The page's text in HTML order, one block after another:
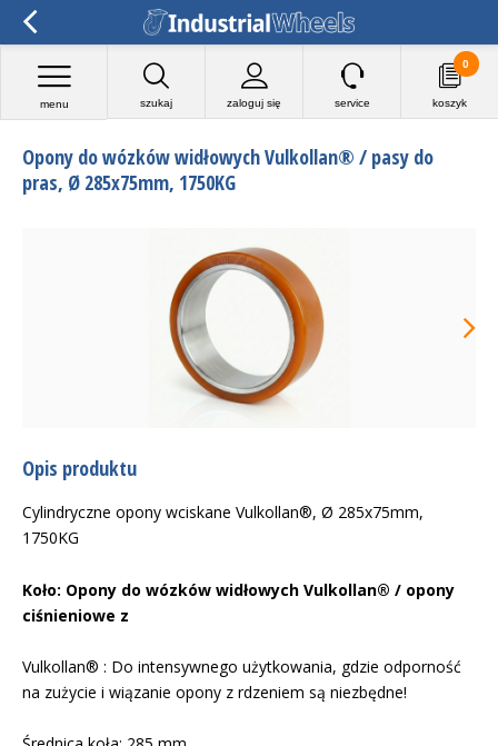
szukaj zaloguj się
menu service koszyk
0
Opony do wózków widłowych Vulkollan® / pasy do
pras, Ø 285x75mm, 1750KG
Opis produktu
Cylindryczne opony wciskane Vulkollan®, Ø 285x75mm,
1750KG
Koło: Opony do wózków widłowych Vulkollan® / opony
ciśnieniowe z
Vulkollan® : Do intensywnego użytkowania, gdzie odporność
na zużycie i wiązanie opony z rdzeniem są niezbędne!